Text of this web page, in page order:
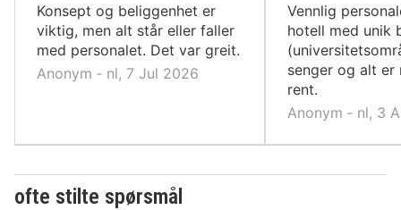
Konsept og beliggenhet er
viktig, men alt står eller faller
med personalet. Det var greit.
Anonym ‐ nl, 7 Jul 2026
Vennlig
hotell med unik
senger og alt
rent.
Anonym ‐ nl, 3
ofte stilte spørsmål